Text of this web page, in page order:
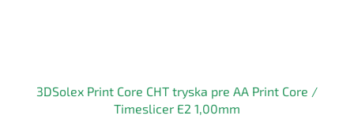
3DSolex Print Core CHT tryska pre AA Print Core /
Timeslicer E2 1,00mm